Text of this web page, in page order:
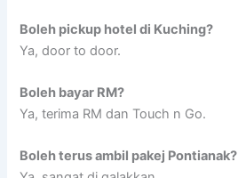
Boleh pickup hotel di Kuching?
Ya, door to door.
Boleh bayar RM?
Ya, terima RM dan Touch n Go.
Boleh terus ambil pakej Pontianak?